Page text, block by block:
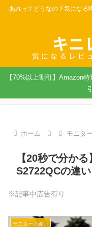
あれってどうなの？気になる
【70%以上割引】Amazon
ホーム モニタ
【20秒で分か
S2722QCの違
※記事中広告有り
モニターの違い